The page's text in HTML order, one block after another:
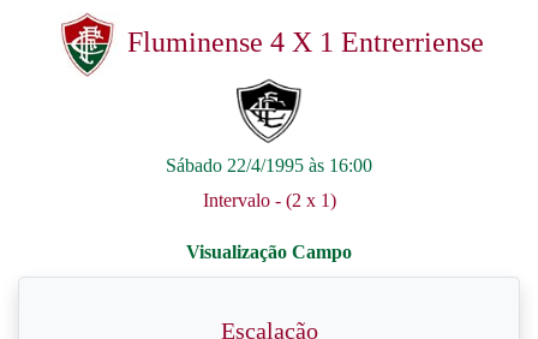
Fluminense 4 X 1 Entrerriense
Sábado 22/4/1995 às 16:00
Intervalo - (2 x 1)
Escalação